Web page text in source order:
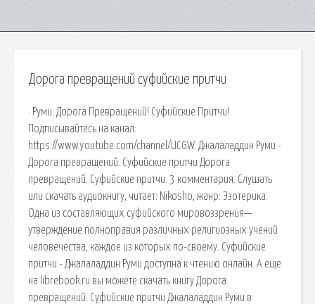
Дорога превращений суфийские притчи
· Руми: Дорога Превращений! Суфийские Притчи!
Подписывайтесь на канал:
https://www.youtube.com/channel/UCGW. Джалаладдин Руми -
Дорога превращений. Суфийские притчи Дорога
превращений. Суфийские притчи. 3 комментария. Слушать
или скачать аудиокнигу, читает: Nikosho, жанр: Эзотерика.
Одна из составляющих суфийского мировоззрения—
утверждение полноправия различных религиозных учений
человечества, каждое из которых по-своему. Суфийские
притчи - Джалаладдин Руми доступна к чтению онлайн. А еще
на librebook.ru вы можете скачать книгу Дорога
превращений. Суфийские притчи Джалаладдин Руми в